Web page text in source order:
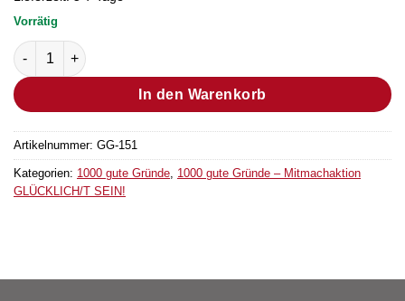
Vorrätig
Aufkleber "GLÜCKLICH/T SEIN!" Menge
In den Warenkorb
Artikelnummer: GG-151
Kategorien: 1000 gute Gründe 1000 gute Gründe – Mitmachaktion
GLÜCKLICH/T SEIN!